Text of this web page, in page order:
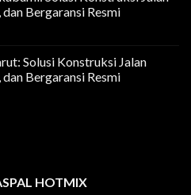
Bergaransi Resmi
Solusi Konstruksi Jalan
Bergaransi Resmi
HOTMIX